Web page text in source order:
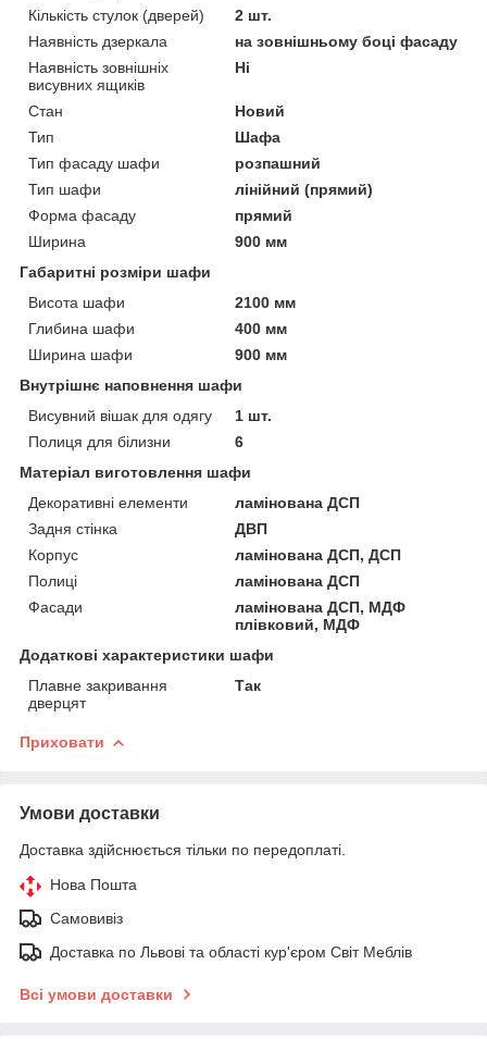
Кількість стулок (дверей)
2 шт.
Наявність дзеркала
на зовнішньому боці фасаду
Наявність зовнішніх
висувних ящиків
Ні
Стан
Новий
Тип
Шафа
Тип фасаду шафи
розпашний
Тип шафи
лінійний (прямий)
Форма фасаду
прямий
Ширина
900 мм
Габаритні розміри шафи
Висота шафи
2100 мм
Глибина шафи
400 мм
Ширина шафи
900 мм
Внутрішнє наповнення шафи
Висувний вішак для одягу
1 шт.
Полиця для білизни
6
Матеріал виготовлення шафи
Декоративні елементи
ламінована ДСП
Задня стінка
ДВП
Корпус
ламінована ДСП, ДСП
Полиці
ламінована ДСП
Фасади
ламінована ДСП, МДФ
плівковий, МДФ
Додаткові характеристики шафи
Плавне закривання
дверцят
Так
Приховати
Умови доставки
Доставка здійснюється тільки по передоплаті.
Нова Пошта
Самовивіз
Доставка по Львові та області кур'єром Світ Меблів
Всі умови доставки